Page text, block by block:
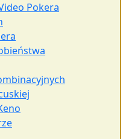
Pokera